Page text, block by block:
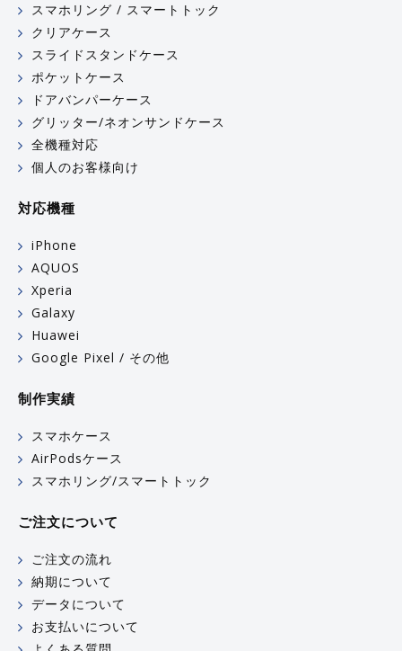
スマホリング / スマートトック
クリアケース
スライドスタンドケース
ポケットケース
ドアバンパーケース
グリッター/ネオンサンドケース
全機種対応
個人のお客様向け
対応機種
iPhone
AQUOS
Xperia
Galaxy
Huawei
Google Pixel / その他
制作実績
スマホケース
AirPodsケース
スマホリング/スマートトック
ご注文について
ご注文の流れ
納期について
データについて
お支払いについて